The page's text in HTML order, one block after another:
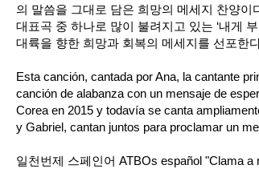
의 말씀을 그대로 담은 희망의 메세지 찬양
대표곡 중 하나로 많이 불려지고 있는 ‘내게
대륙을 향한 희망과 회복의 메세지를 선포한
Esta canción, cantada por Ana, la cantante
canción de alabanza con un mensaje de
Corea en 2015 y todavía se canta
y Gabriel, cantan juntos para proclamar un
일천번제 스페인어 ATBOs español "Clama a